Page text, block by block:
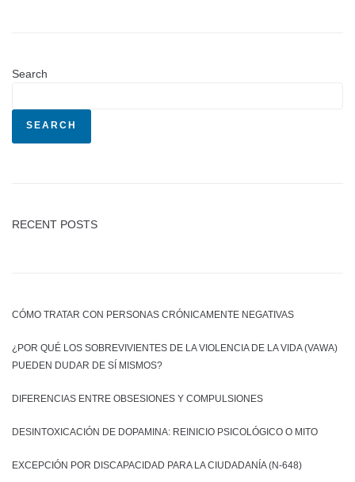
Search
SEARCH
RECENT POSTS
CÓMO TRATAR CON PERSONAS CRÓNICAMENTE NEGATIVAS
¿POR QUÉ LOS SOBREVIVIENTES DE LA VIOLENCIA DE LA VIDA (VAWA)
PUEDEN DUDAR DE SÍ MISMOS?
DIFERENCIAS ENTRE OBSESIONES Y COMPULSIONES
DESINTOXICACIÓN DE DOPAMINA: REINICIO PSICOLÓGICO O MITO
EXCEPCIÓN POR DISCAPACIDAD PARA LA CIUDADANÍA (N-648)